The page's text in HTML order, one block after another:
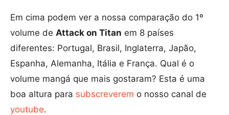
Em cima podem ver a nossa comparação do 1º
volume de Attack on Titan em 8 países
diferentes: Portugal, Brasil, Inglaterra, Japão,
Espanha, Alemanha, Itália e França. Qual é o
volume mangá que mais gostaram? Esta é uma
boa altura para subscreverem o nosso canal de
youtube.